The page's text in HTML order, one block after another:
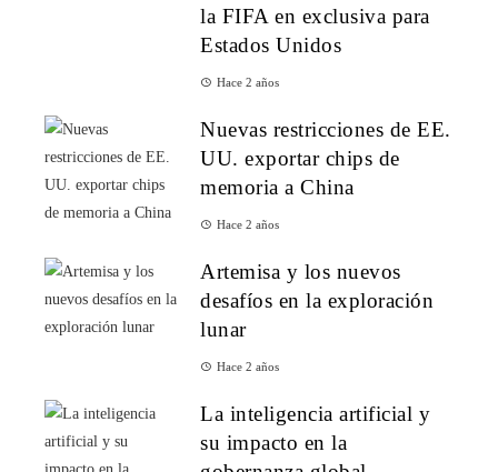
la FIFA en exclusiva para
Estados Unidos
Hace 2 años
Nuevas restricciones de EE.
UU. exportar chips de
memoria a China
Hace 2 años
Artemisa y los nuevos
desafíos en la exploración
lunar
Hace 2 años
La inteligencia artificial y
su impacto en la